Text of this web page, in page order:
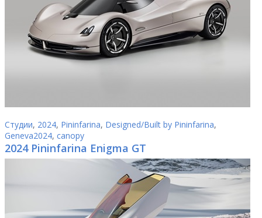
Студии, 2024, Pininfarina, Designed/Built by Pininfarina,
Geneva2024, canopy
2024 Pininfarina Enigma GT